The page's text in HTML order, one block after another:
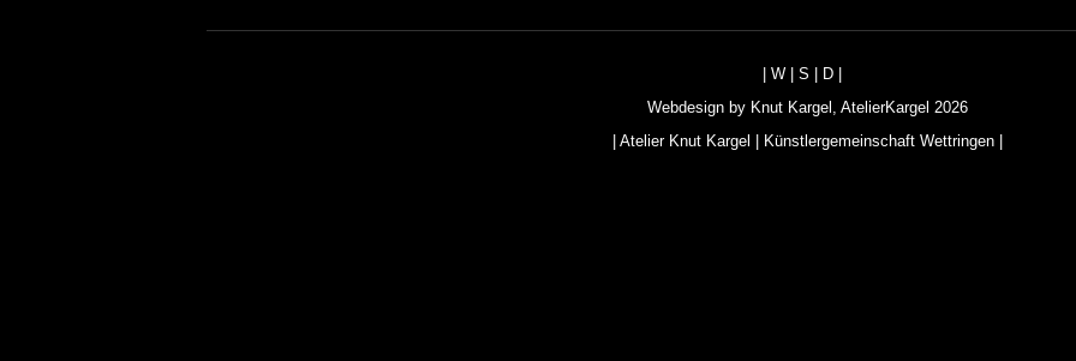
W S D
Webdesign by Knut Kargel , AtelierKargel 2026
Atelier Knut Kargel Künstlergemeinschaft Wettringen|